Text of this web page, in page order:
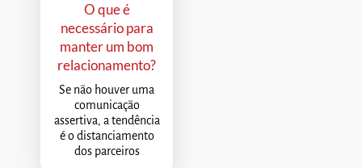
O que é
necessário para
manter um bom
relacionamento?
Se não houver uma
comunicação
assertiva, a tendência
é o distanciamento
dos parceiros